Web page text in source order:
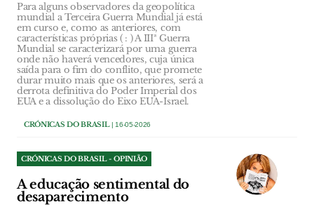
Para alguns observadores da geopolítica
mundial a Terceira Guerra Mundial já está
em curso e, como as anteriores, com
características próprias ( : ) A IIIª Guerra
Mundial se caracterizará por uma guerra
onde não haverá vencedores, cuja única
saída para o fim do conflito, que promete
durar muito mais que os anteriores, será a
derrota definitiva do Poder Imperial dos
EUA e a dissolução do Eixo EUA-Israel.
CRÓNICAS DO BRASIL| 16-05-2026
CRÓNICAS DO BRASIL - OPINIÃO
A educação sentimental do
desaparecimento